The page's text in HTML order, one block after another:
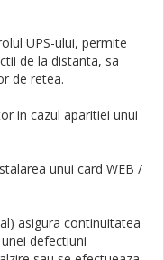
UPS-ului, permite
de la distanta, sa
de retea.
in cazul aparitiei unui
unui card WEB /
asigura continuitatea
defectiuni